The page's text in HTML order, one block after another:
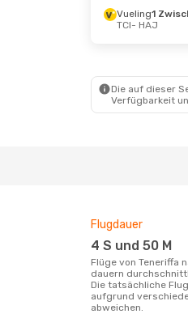
1 Zwischenstopp
Vueling1
TCI- HAJ
Die auf dieser
Verfügbarkeit
Flugdauer
4 S und 50 M
Flüge von Teneriffa nach Hannover
dauern
Die tatsächliche
aufgrund
abweichen.